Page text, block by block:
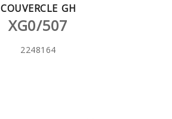
COUVERCLE GH
XG0/507
2248164